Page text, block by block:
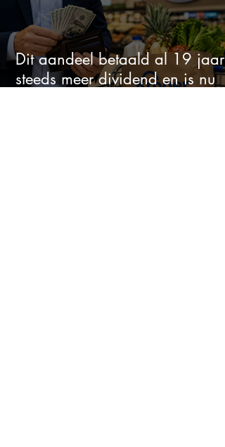
Dit aandeel betaald al 19 jaar
steeds meer dividend en is nu